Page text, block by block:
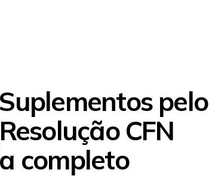
pelo
CFN
completo